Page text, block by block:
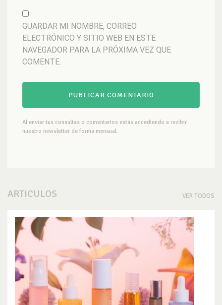
GUARDAR MI NOMBRE, CORREO
ELECTRÓNICO Y SITIO WEB EN ESTE
NAVEGADOR PARA LA PRÓXIMA VEZ QUE
COMENTE.
Al enviar tus consultas o comentarios estás accediendo a recibir
nuestro newsletter de forma mensual.
ARTICULOS VER TODOS